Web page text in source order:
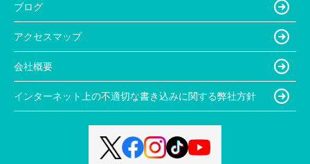
ブログ
アクセスマップ
会社概要
インターネット上の不適切な書き込みに関する弊社方針